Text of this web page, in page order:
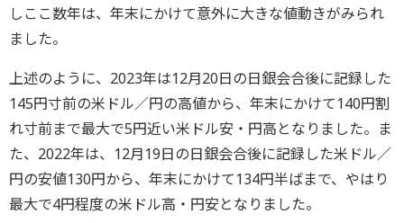
しここ数年は、年末にかけて意外に大きな値動きがみられ
ました。
上述のように、2023年は12月20日の日銀会合後に記録した
145円寸前の米ドル／円の高値から、年末にかけて140円割
れ寸前まで最大で5円近い米ドル安・円高となりました。ま
た、2022年は、12月19日の日銀会合後に記録した米ドル／
円の安値130円から、年末にかけて134円半ばまで、やはり
最大で4円程度の米ドル高・円安となりました。